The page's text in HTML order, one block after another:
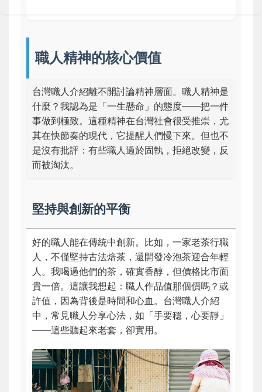
職人精神的核心價值
台灣職人介紹離不開討論精神層面。職人精神是
什麼？我認為是「一生懸命」的態度——把一件
事做到極致。這種精神在台灣社會很受推崇，尤
其在快節奏的現代，它提醒人們慢下來。但也不
是沒有批評：有些職人過於固執，拒絕改變，反
而被淘汰。
堅持與創新的平衡
好的職人能在傳統中創新。比如，一家老茶行職
人，不僅堅持古法焙茶，還開發冷泡茶迎合年輕
人。我喝過他們的茶，確實香醇，但價格比市面
貴一倍。這讓我想起：職人作品值那個價嗎？或
許值，因為背後是時間和心血。台灣職人介紹
中，常見職人分享心法，如「手要穩，心要靜」
——這些聽起來老套，卻實用。